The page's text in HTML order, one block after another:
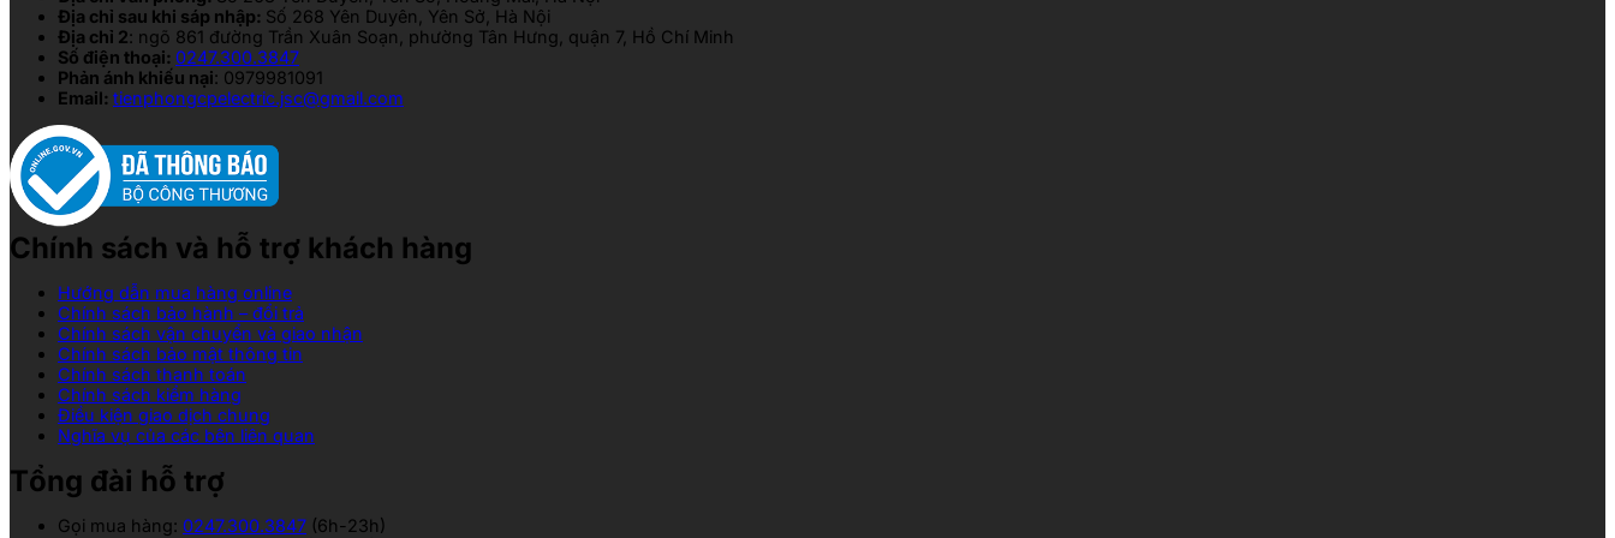
Địa chỉ sau khi sáp nhập: Số 268 Yên Duyên, Yên Sở, Hà Nội
Địa chỉ 2: ngõ 861 đường Trần Xuân Soạn, phường Tân Hưng, quận 7, Hồ Chí Minh
Số điện thoại: 0247.300.3847
Phản ánh khiếu nại: 0979981091
Email: tienphongcpelectric.jsc@gmail.com
Chính sách và hỗ trợ khách hàng
Hướng dẫn mua hàng online
Chính sách bảo hành – đổi trả
Chính sách vận chuyển và giao nhận
Chính sách bảo mật thông tin
Chính sách thanh toán
Chính sách kiểm hàng
Điều kiện giao dịch chung
Nghĩa vụ của các bên liên quan
Tổng đài hỗ trợ
Gọi mua hàng: 0247.300.3847 (6h-23h)